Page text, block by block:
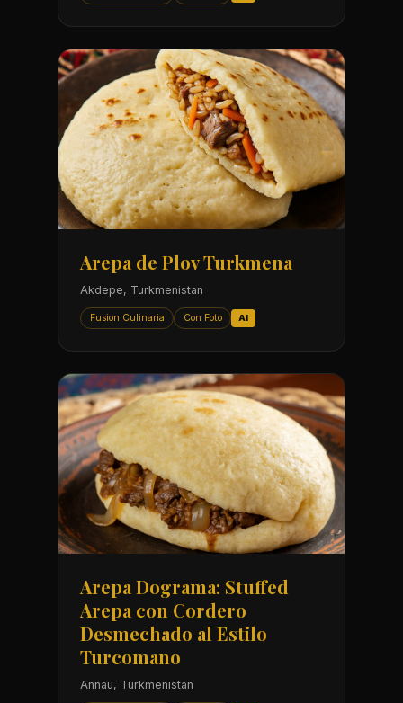
Arepa de Plov Turkmena
Akdepe, Turkmenistan
Fusion Culinaria Con Foto AI
Arepa Dograma: Stuffed
Arepa con Cordero
Desmechado al Estilo
Turcomano
Annau, Turkmenistan